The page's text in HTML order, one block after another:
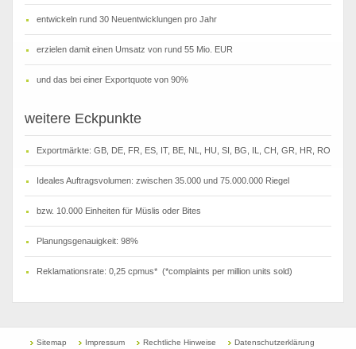
entwickeln rund 30 Neuentwicklungen pro Jahr
erzielen damit einen Umsatz von rund 55 Mio. EUR
und das bei einer Exportquote von 90%
weitere Eckpunkte
Exportmärkte: GB, DE, FR, ES, IT, BE, NL, HU, SI, BG, IL, CH, GR, HR, RO
Ideales Auftragsvolumen: zwischen 35.000 und 75.000.000 Riegel
bzw. 10.000 Einheiten für Müslis oder Bites
Planungsgenauigkeit: 98%
Reklamationsrate: 0,25 cpmus* (*complaints per million units sold)
Sitemap Impressum Rechtliche Hinweise Datenschutzerklärung